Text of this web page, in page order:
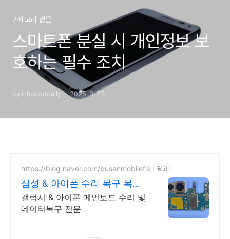
카테고리 없음
스마트폰 분실 시 개인정보 보
호하는 필수 조치
by infospotdaily 2025. 3. 27.
https://blog.naver.com/busanmobilefix 광고
삼성 & 아이폰 수리 복구 복구
실패시 비용 안받습니다
갤럭시 & 아이폰 메인보드 수리 및
데이터복구 전문